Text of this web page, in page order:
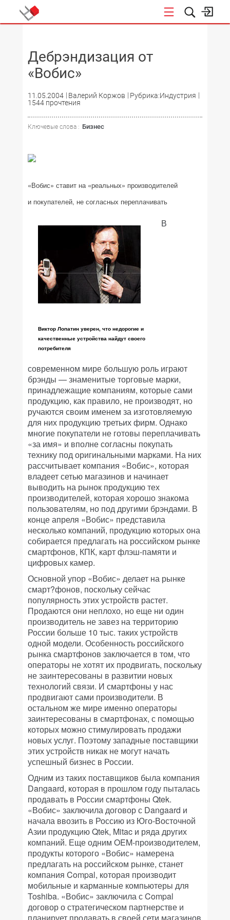
Дебрэндизация от
«Вобис»
11.05.2004 Валерий Коржов
Рубрика:Индустрия
1544 прочтения
Ключевые слова : Бизнес
«Вобис» ставит на «реальных» производителей
и покупателей, не согласных переплачивать
Виктор Лопатин уверен, что недорогие и
качественные устройства найдут своего
потребителя
В
современном мире большую роль играют
брэнды — знаменитые торговые марки,
принадлежащие компаниям, которые сами
продукцию, как правило, не производят, но
ручаются своим именем за изготовляемую
для них продукцию третьих фирм. Однако
многие покупатели не готовы переплачивать
«за имя» и вполне согласны покупать
технику под оригинальными марками. На них
рассчитывает компания «Вобис», которая
владеет сетью магазинов и начинает
выводить на рынок продукцию тех
производителей, которая хорошо знакома
пользователям, но под другими брэндами. В
конце апреля «Вобис» представила
несколько компаний, продукцию которых она
собирается предлагать на российском рынке
смартфонов, КПК, карт флэш-памяти и
цифровых камер.
Основной упор «Вобис» делает на рынке
смарт?фонов, поскольку сейчас
популярность этих устройств растет.
Продаются они неплохо, но еще ни один
производитель не завез на территорию
России больше 10 тыс. таких устройств
одной модели. Особенность российского
рынка смартфонов заключается в том, что
операторы не хотят их продвигать, поскольку
не заинтересованы в развитии новых
технологий связи. И смартфоны у нас
продвигают сами производители. В
остальном же мире именно операторы
заинтересованы в смартфонах, с помощью
которых можно стимулировать продажи
новых услуг. Поэтому западные поставщики
этих устройств никак не могут начать
успешный бизнес в России.
Одним из таких поставщиков была компания
Dangaard, которая в прошлом году пыталась
продавать в России смартфоны Qtek.
«Вобис» заключила договор с Dangaard и
начала ввозить в Россию из Юго-Восточной
Азии продукцию Qtek, Mitac и ряда других
компаний. Еще одним OEM-производителем,
продукты которого «Вобис» намерена
предлагать на российском рынке, станет
компания Compal, которая производит
мобильные и карманные компьютеры для
Toshiba. «Вобис» заключила с Compal
договор о стратегическом партнерстве и